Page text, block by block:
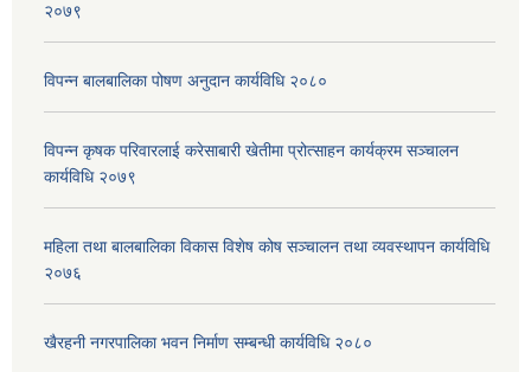
२०७९
विपन्न बालबालिका पोषण अनुदान कार्यविधि २०८०
विपन्न कृषक परिवारलाई करेसाबारी खेतीमा प्रोत्साहन कार्यक्रम सञ्चालन
कार्यविधि २०७९
महिला तथा बालबालिका विकास विशेष कोष सञ्चालन तथा व्यवस्थापन कार्यविधि
२०७६
खैरहनी नगरपालिका भवन निर्माण सम्बन्धी कार्यविधि २०८०